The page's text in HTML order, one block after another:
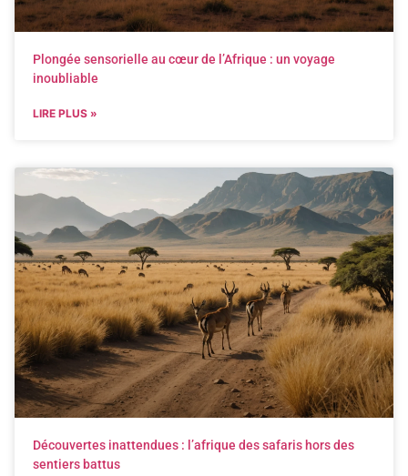
Plongée sensorielle au cœur de l’Afrique : un voyage
inoubliable
LIRE PLUS »
Découvertes inattendues : l’afrique des safaris hors des
sentiers battus